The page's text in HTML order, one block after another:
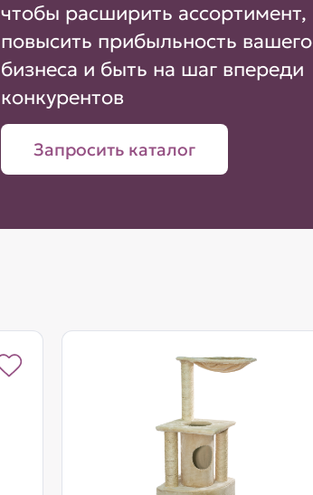
чтобы расширить ассортимент,
повысить прибыльность вашего
бизнеса и быть на шаг впереди
конкурентов
Запросить каталог